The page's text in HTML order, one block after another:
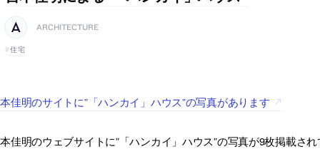
ARCHITECTURE
住宅
佳明のサイトに”「ハンカイ」ハウス”の写真があります
佳明のウェブサイトに”「ハンカイ」ハウス”の写真が9枚掲載さ